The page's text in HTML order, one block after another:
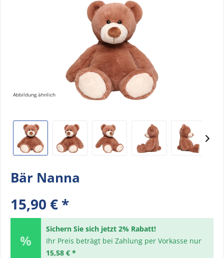
Abbildung ähnlich
Bär Nanna
15,90 € *
Sichern Sie sich jetzt 2% Rabatt!
Ihr Preis beträgt bei Zahlung per Vorkasse nur
15,58 € *